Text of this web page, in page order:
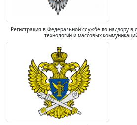
Регистрация в Федеральной службе по надзору в
технологий и массовых